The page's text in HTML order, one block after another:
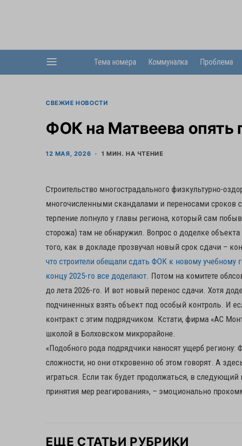
Тема номера Коммуналка Проблема
СВЕЖИЕ НОВОСТИ
ФОК на Матвеева опять
12 МАЯ, 2026 1 МИН. НА ЧТЕНИЕ
Строительство многострадального физкультурно-
многочисленными скандалами и переносами сроков
терпение лопнуло у главы региона, который сам
сторожа) там не обнаружил. Вопрос о доделке
того, как в докладе прозвучал новый срок сдачи –
что строители обещали сдать ФОК к новому учебному
концу 2025-го все доделают. Потом на комитете
до лета 2026-го. И вот новый перенос сдачи. Хотя
подчиненных взять объект под особый контроль. И
контракт с этим подрядчиком. Кстати, фирма «АС
школой в Болховском микрорайоне.
«Подобного рода подрядчики наносят ущерб
сложности, но они откровенно об этом говорят. А
играться. Если так будет продолжаться, в
принятия мер реагирования», – эмоционально
ЕЩЕ СТАТЬИ РУБРИКИ